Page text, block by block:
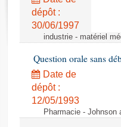
Rapports d'enquête
Rapports législatifs
Dossiers législatifs
Budget et sécurité sociale
Questions écrites et
dépôt :
30/06/1997
industrie - matériel
Question orale sans
Date de
dépôt :
12/05/1993
Pharmacie - Johnson